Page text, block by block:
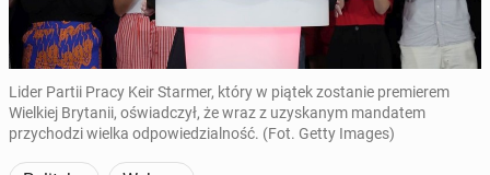
Lider Partii Pracy Keir Starmer, który w piątek zostanie premierem
Wielkiej Brytanii, oświadczył, że wraz z uzyskanym mandatem
przychodzi wielka odpowiedzialność. (Fot. Getty Images)